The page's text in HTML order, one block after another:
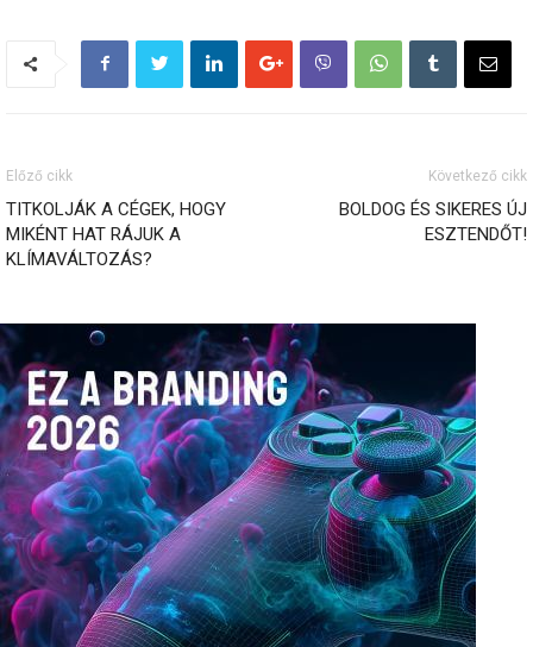
Előző cikk
TITKOLJÁK A CÉGEK, HOGY
MIKÉNT HAT RÁJUK A
KLÍMAVÁLTOZÁS?
Következő cikk
BOLDOG ÉS SIKERES ÚJ
ESZTENDŐT!